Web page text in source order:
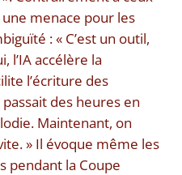
menace pour les
: « C’est un outil,
l’IA accélère la
l’écriture des
des heures en
Maintenant, on
» Il évoque même les
pendant la Coupe